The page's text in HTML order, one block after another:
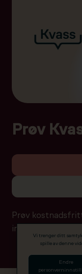
Prøv
Prøv
ingen
Vi trenger ditt
spille av denne
Endre